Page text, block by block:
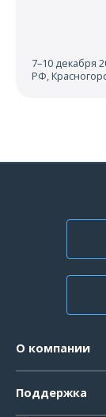
7–10 декабря
РФ,
О компании
Поддержка